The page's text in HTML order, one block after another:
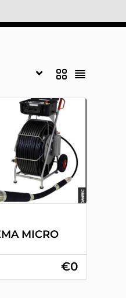
MICRO
€0